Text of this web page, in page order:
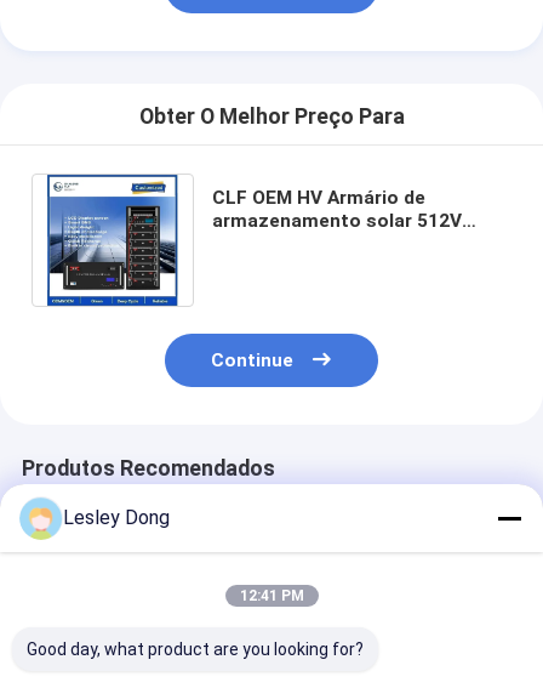
Obter O Melhor Preço Para
CLF OEM HV Armário de
armazenamento solar 512V
Continue
Produtos Recomendados
Lesley Dong
12:41 PM
Good day, what product are you looking for?